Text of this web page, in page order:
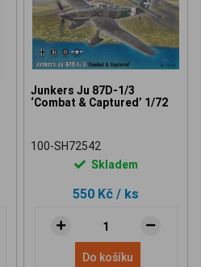
Junkers Ju 87D-1/3
‘Combat & Captured’ 1/72
100-SH72542
Skladem
550 Kč / ks
Do košíku